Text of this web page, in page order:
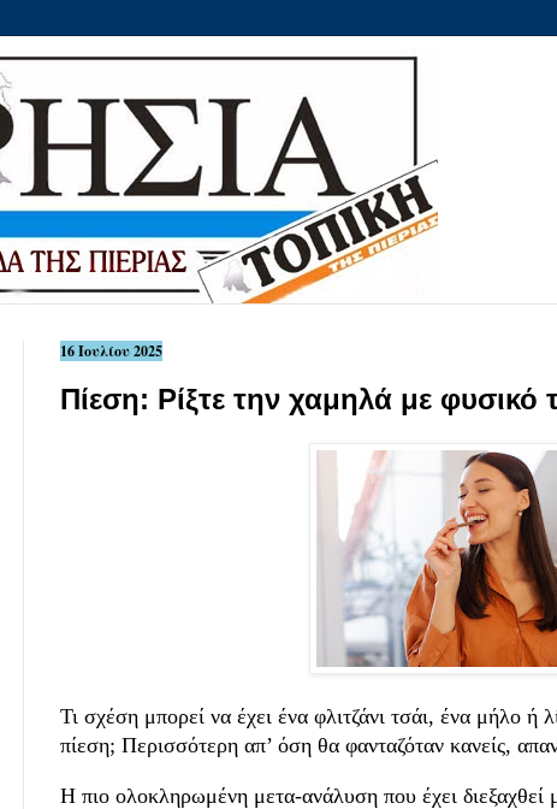
16 Ιουλίου 2025
Πίεση: Ρίξτε την χαμηλά με φυσικό
Τι σχέση μπορεί να έχει ένα φλιτζάνι τσάι, ένα μήλο
πίεση; Περισσότερη απ’ όση θα φανταζόταν κανείς,
Η πιο ολοκληρωμένη μετα-ανάλυση που έχει διεξαχθεί